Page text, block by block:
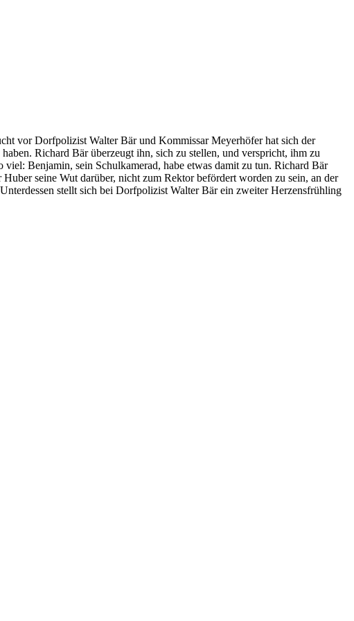
vor Dorfpolizist Walter Bär und Kommissar Meyerhöfer hat sich der
Richard Bär überzeugt ihn, sich zu stellen, und verspricht, ihm zu
Benjamin, sein Schulkamerad, habe etwas damit zu tun. Richard Bär
seine Wut darüber, nicht zum Rektor befördert worden zu sein, an der
stellt sich bei Dorfpolizist Walter Bär ein zweiter Herzensfrühling